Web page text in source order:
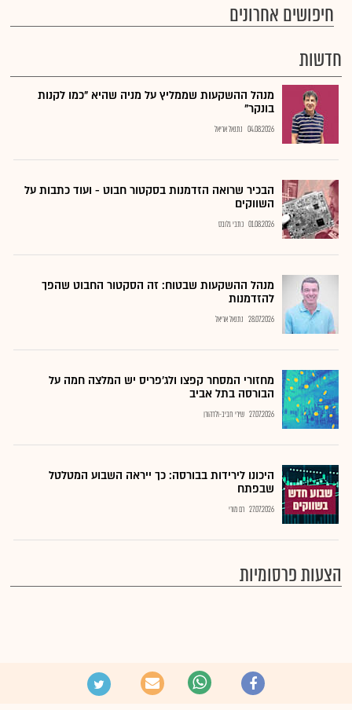
חיפושים אחרונים
חדשות
מנהל ההשקעות שממליץ על מניה שהיא "כמו לקנות
בונקר"
04.08.2026 נתנאל אריאל
הבכיר שרואה הזדמנות בסקטור חבוט - ועוד כתבות על
השווקים
01.08.2026 כתבי גלובס
מנהל ההשקעות שבטוח: זה הסקטור החבוט שהפך
להזדמנות
28.07.2026 נתנאל אריאל
מחזורי המסחר קפצו ולג'פריס יש המלצה חמה על
הבורסה בתל אביב
27.07.2026 שירי חביב-ולדהורן
היכונו לירידות בבורסה: כך ייראה השבוע המטלטל
שבפתח
27.07.2026 רם מורי
הצעות פרסומיות